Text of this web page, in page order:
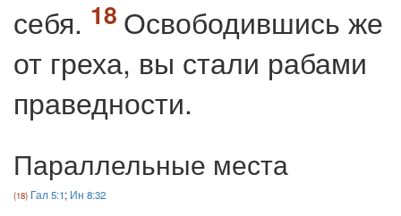
себя.
Освободившись же
от греха, вы стали рабами
праведности.
Параллельные места
Гал 5:1; Ин 8:32